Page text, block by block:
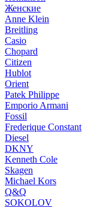
Женские
Anne Klein
Breitling
Casio
Chopard
Citizen
Hublot
Orient
Patek Philippe
Emporio Armani
Fossil
Frederique Constant
Diesel
DKNY
Kenneth Cole
Skagen
Michael Kors
Q&Q
SOKOLOV